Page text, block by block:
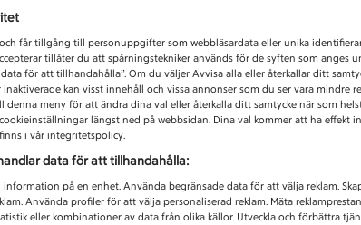
får tillgång till personuppgifter som webbläsardata eller unika
tillåter du att spårningstekniker används för de syften som anges
för att tillhandahålla”. Om du väljer Avvisa alla eller återkallar ditt
inaktiverade kan visst innehåll och vissa annonser som du ser vara mindre
denna meny för att ändra dina val eller återkalla ditt samtycke när som
längst ned på webbsidan. Dina val kommer att ha effekt
i vår integritetspolicy.
data för att tillhandahålla:
på en enhet. Använda begränsade data för att välja reklam.
Använda profiler för att välja personaliserad reklam. Mäta
eller kombinationer av data från olika källor. Utveckla och förbättra